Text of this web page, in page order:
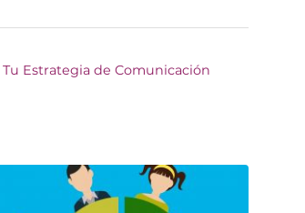
Tu Estrategia de Comunicación